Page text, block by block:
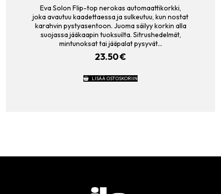
Eva Solon Flip-top nerokas automaattikorkki,
joka avautuu kaadettaessa ja sulkeutuu, kun nostat
karahvin pystyasentoon. Juoma säilyy korkin alla
suojassa jääkaapin tuoksuilta. Sitrushedelmät,
mintunoksat tai jääpalat pysyvät…
23.50€
LISÄÄ OSTOSKORIIN